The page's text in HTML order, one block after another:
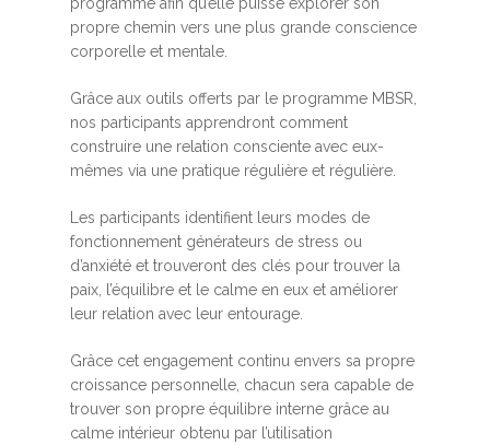
propre chemin vers une plus grande conscience
corporelle et mentale.
Grâce aux outils offerts par le programme MBSR,
nos participants apprendront comment
construire une relation consciente avec eux-
mêmes via une pratique régulière et régulière.
Les participants identifient leurs modes de
fonctionnement générateurs de stress ou
d’anxiété et trouveront des clés pour trouver la
paix, l’équilibre et le calme en eux et améliorer
leur relation avec leur entourage.
Grâce cet engagement continu envers sa propre
croissance personnelle, chacun sera capable de
trouver son propre équilibre interne grâce au
calme intérieur obtenu par l’utilisation